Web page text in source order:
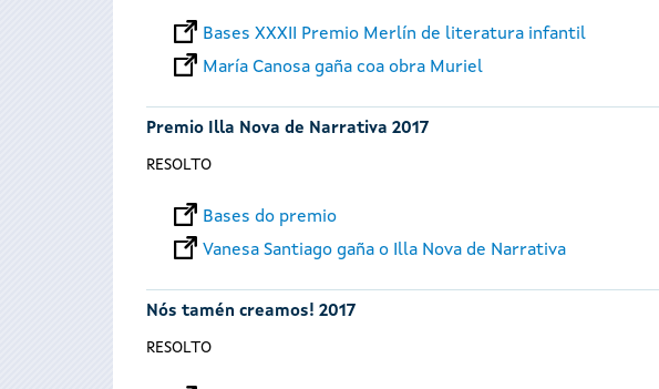
Bases XXXII Premio Merlín de literatura infantil
María Canosa gaña coa obra Muriel
Premio Illa Nova de Narrativa 2017
RESOLTO
Bases do premio
Vanesa Santiago gaña o Illa Nova de Narrativa
Nós tamén creamos! 2017
RESOLTO